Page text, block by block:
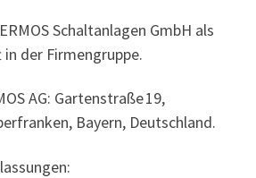
Schaltanlagen GmbH als
der Firmengruppe.
AG: Gartenstraße 19,
Bayern, Deutschland.